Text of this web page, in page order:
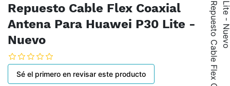
Repuesto Cable Flex Coaxial
Antena Para Huawei P30 Lite -
Nuevo
Sé el primero en revisar este producto